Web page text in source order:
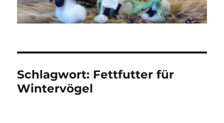
Schlagwort: Fettfutter für
Wintervögel